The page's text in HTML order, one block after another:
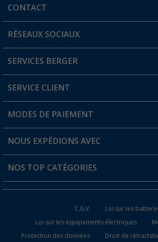
CONTACT
Une question ?
Trouver une magasin
RÉSEAUX SOCIAUX
SERVICES BERGER
Devenir revendeur
Mon compte
Carte de fidélité Berger
SERVICE CLIENT
FAQ et contact
Informations sur l'expédition
Statut de la commande
MODES DE PAIEMENT
NOUS EXPÉDIONS AVEC
NOS TOP CATÉGORIES
Accessoires de cuisine de camping
Meubles de camping
C.G.V.
Loi sur les
Loi sur les équipements électriques
Protection des données
Droit de